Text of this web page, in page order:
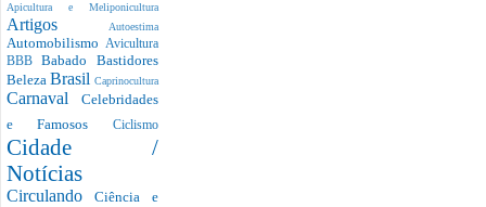
Apicultura e Meliponicultura
Artigos Autoestima
Automobilismo Avicultura
BBBBabado Bastidores
Beleza Brasil Caprinocultura
Carnaval Celebridades
e Famosos Ciclismo
Cidade /
Notícias
CirculandoCiência e